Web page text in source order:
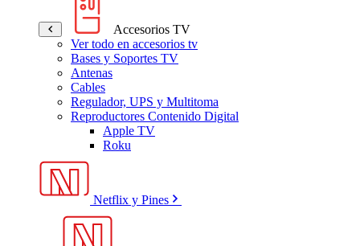
Accesorios TV
Ver todo en accesorios tv
Bases y Soportes TV
Antenas
Cables
Regulador, UPS y Multitoma
Reproductores Contenido Digital
Apple TV
Roku
Netflix y Pines